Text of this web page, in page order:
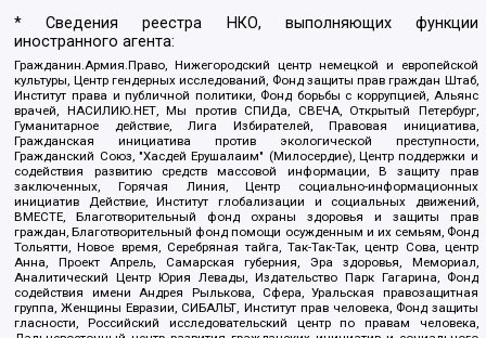
* Сведения реестра НКО, выполняющих функции
иностранного агента:
Гражданин.Армия.Право, Нижегородский центр немецкой и европейской
культуры, Центр гендерных исследований, Фонд защиты прав граждан Штаб,
Институт права и публичной политики, Фонд борьбы с коррупцией, Альянс
врачей, НАСИЛИЮ.НЕТ, Мы против СПИДа, СВЕЧА, Открытый Петербург,
Гуманитарное действие, Лига Избирателей, Правовая инициатива,
Гражданская инициатива против экологической преступности,
Гражданский Союз, "Хасдей Ерушалаим" (Милосердие), Центр поддержки и
содействия развитию средств массовой информации, В защиту прав
заключенных, Горячая Линия, Центр социально-информационных
инициатив Действие, Институт глобализации и социальных движений,
ВМЕСТЕ, Благотворительный фонд охраны здоровья и защиты прав
граждан, Благотворительный фонд помощи осужденным и их семьям, Фонд
Тольятти, Новое время, Серебряная тайга, Так-Так-Так, центр Сова, центр
Анна, Проект Апрель, Самарская губерния, Эра здоровья, Мемориал,
Аналитический Центр Юрия Левады, Издательство Парк Гагарина, Фонд
содействия имени Андрея Рылькова, Сфера, Уральская правозащитная
группа, Женщины Евразии, СИБАЛЬТ, Институт прав человека, Фонд защиты
гласности, Российский исследовательский центр по правам человека,